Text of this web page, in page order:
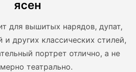
ясен
для вышитых нарядов, дупат,
других классических стилей,
портрет отлично, а не
театрально.